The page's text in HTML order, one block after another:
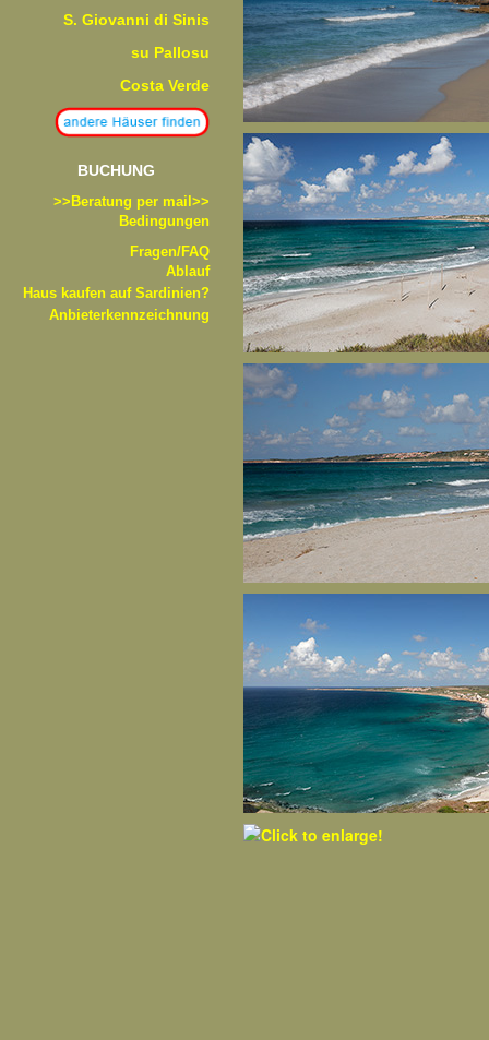
S. Giovanni di Sinis
su Pallosu
Costa Verde
BUCHUNG
>>Beratung per mail>>
Bedingungen
Fragen/FAQ
Ablauf
Haus kaufen auf Sardinien?
Anbieterkennzeichnung